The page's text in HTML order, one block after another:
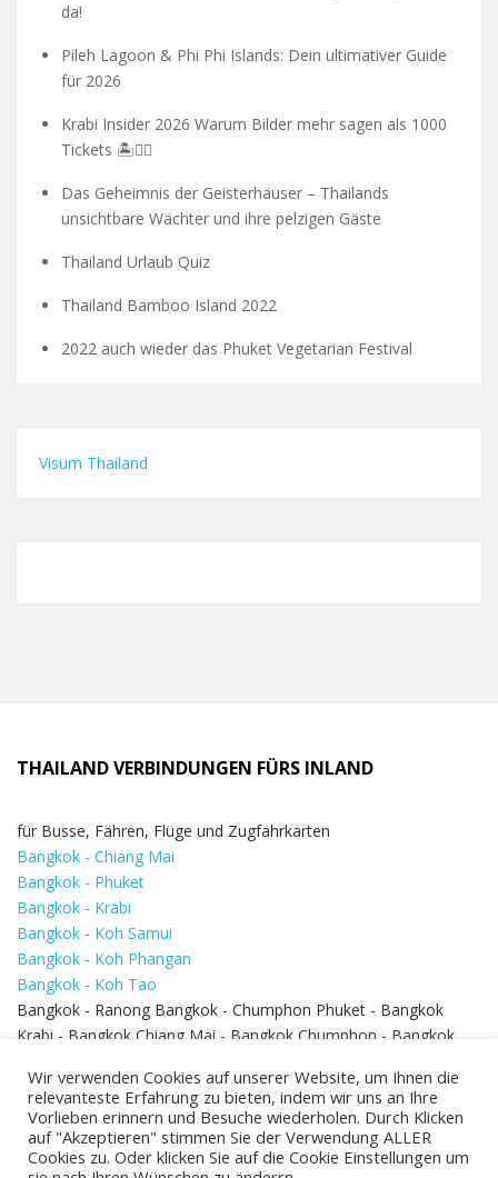
da!
Pileh Lagoon & Phi Phi Islands: Dein ultimativer Guide
für 2026
Krabi Insider 2026 Warum Bilder mehr sagen als 1000
Tickets 🏝️🧗‍♂️
Das Geheimnis der Geisterhäuser – Thailands
unsichtbare Wächter und ihre pelzigen Gäste
Thailand Urlaub Quiz
Thailand Bamboo Island 2022
2022 auch wieder das Phuket Vegetarian Festival
Visum Thailand
THAILAND VERBINDUNGEN FÜRS INLAND
für Busse, Fähren, Flüge und Zugfahrkarten
Bangkok - Chiang Mai
Bangkok - Phuket
Bangkok - Krabi
Bangkok - Koh Samui
Bangkok - Koh Phangan
Bangkok - Koh Tao
Bangkok - Ranong Bangkok - Chumphon Phuket - Bangkok
Krabi - Bangkok Chiang Mai - Bangkok Chumphon - Bangkok
Bangkok - Hua Hin
Wir verwenden Cookies auf unserer Website, um Ihnen die
relevanteste Erfahrung zu bieten, indem wir uns an Ihre
Vorlieben erinnern und Besuche wiederholen. Durch Klicken
auf "Akzeptieren" stimmen Sie der Verwendung ALLER
Cookies zu. Oder klicken Sie auf die Cookie Einstellungen um